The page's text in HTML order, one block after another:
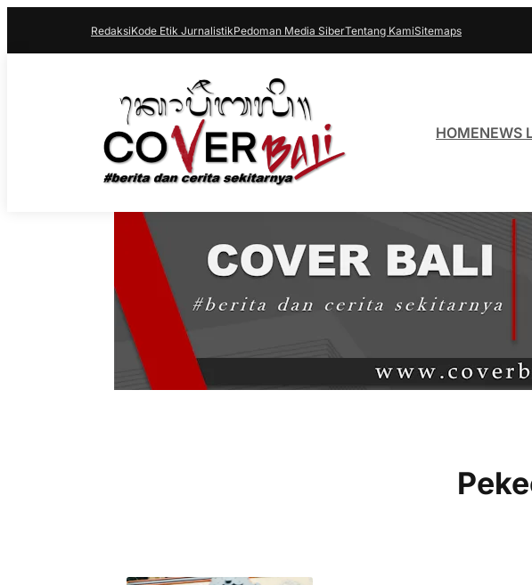
RedaksiKode Etik JurnalistikPedoman Media SiberTentang KamiSitemaps
HOMENEWS